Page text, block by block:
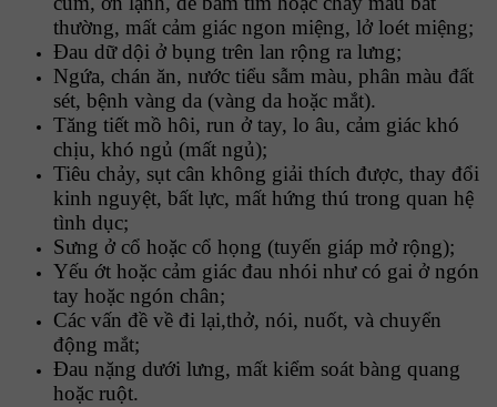
thường, mất cảm giác ngon miệng, lở loét miệng;
Đau dữ dội ở bụng trên lan rộng ra lưng;
Ngứa, chán ăn, nước tiểu sẫm màu, phân màu đất
sét, bệnh vàng da (vàng da hoặc mắt).
Tăng tiết mồ hôi, run ở tay, lo âu, cảm giác khó
chịu, khó ngủ (mất ngủ);
Tiêu chảy, sụt cân không giải thích được, thay đổi
kinh nguyệt, bất lực, mất hứng thú trong quan hệ
tình dục;
Sưng ở cổ hoặc cổ họng (tuyến giáp mở rộng);
Yếu ớt hoặc cảm giác đau nhói như có gai ở ngón
tay hoặc ngón chân;
Các vấn đề về đi lại,thở, nói, nuốt, và chuyển
động mắt;
Đau nặng dưới lưng, mất kiểm soát bàng quang
hoặc ruột.